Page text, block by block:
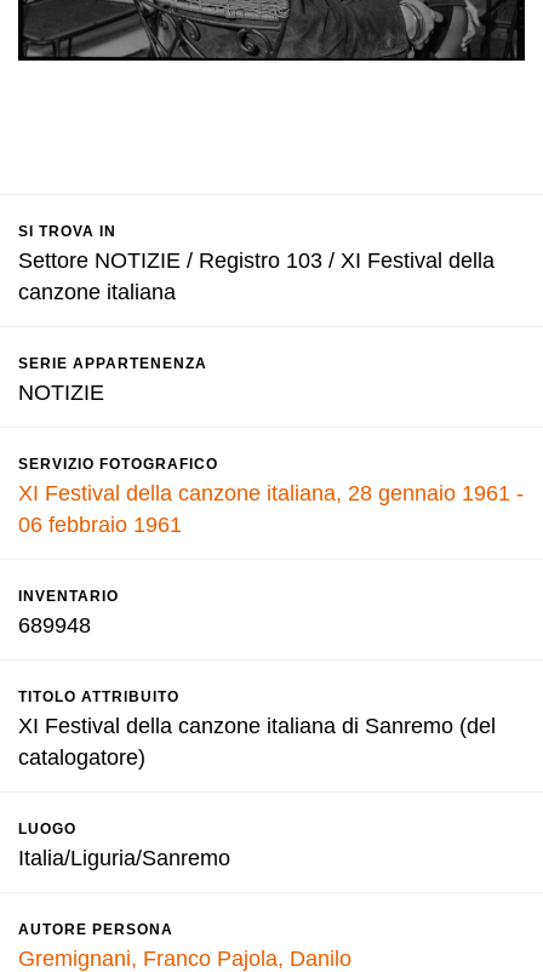
SI TROVA IN
Settore NOTIZIE / Registro 103 / XI Festival della
canzone italiana
SERIE APPARTENENZA
NOTIZIE
SERVIZIO FOTOGRAFICO
XI Festival della canzone italiana, 28 gennaio 1961 -
06 febbraio 1961
INVENTARIO
689948
TITOLO ATTRIBUITO
XI Festival della canzone italiana di Sanremo (del
catalogatore)
LUOGO
Italia/Liguria/Sanremo
AUTORE PERSONA
Gremignani, Franco Pajola, Danilo